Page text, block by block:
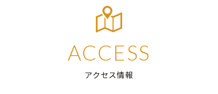
ACCESS
アクセス情報